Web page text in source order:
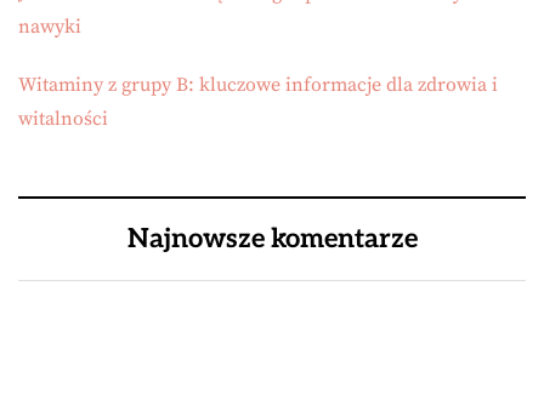
nawyki
Witaminy z grupy B: kluczowe informacje dla zdrowia i
witalności
Najnowsze komentarze